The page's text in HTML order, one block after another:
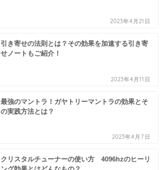
2023年4月21日
引き寄せの法則とは？その効果を加速する引き寄
せノートもご紹介！
2023年4月11日
最強のマントラ！ガヤトリーマントラの効果とそ
の実践方法とは？
2023年4月7日
クリスタルチューナーの使い方 4096hzのヒーリ